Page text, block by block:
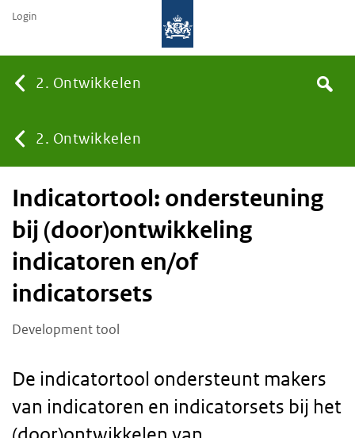
2. Ontwikkelen
You
are
here:
2. Ontwikkelen
Search
Login
Indicatortool: ondersteuning
bij (door)ontwikkeling
indicatoren en/of
indicatorsets
Development tool
De indicatortool ondersteunt makers
van indicatoren en indicatorsets bij het